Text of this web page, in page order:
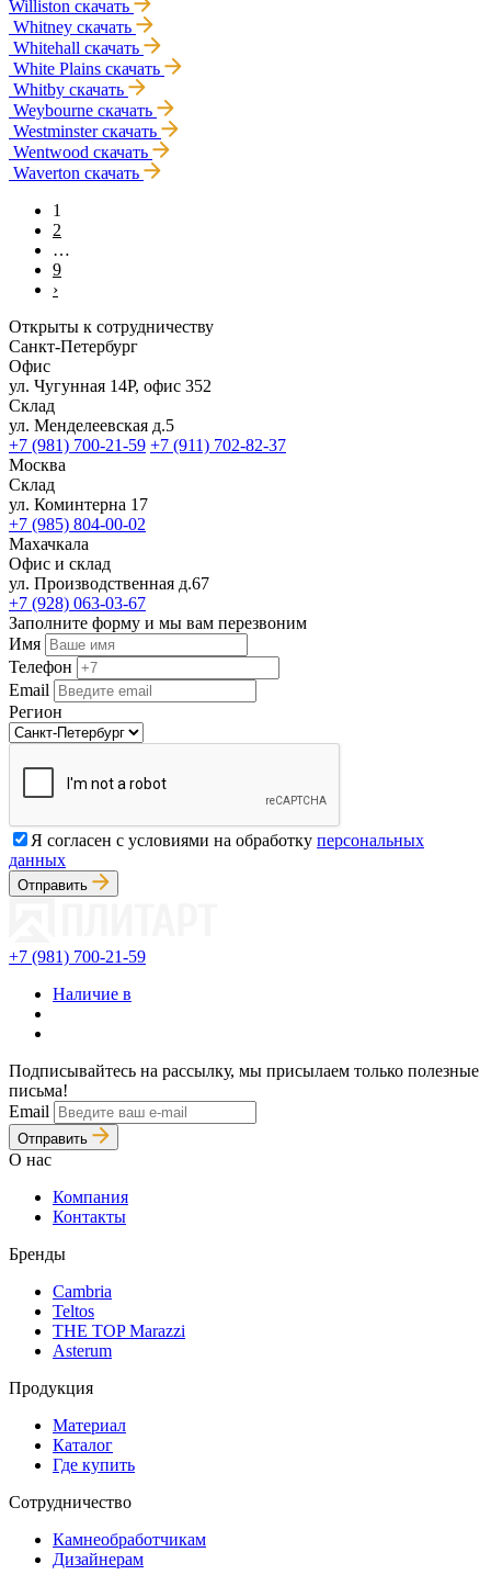
Williston скачать
Whitney скачать
Whitehall скачать
White Plains скачать
Whitby скачать
Weybourne скачать
Westminsterскачать
Wentwood скачать
Waverton скачать
1
2
…
9
›
Открыты к сотрудничеству
Санкт-Петербург
Офис
ул. Чугунная 14Р, офис 352
Склад
ул. Менделеевская д.5
+7 (981) 700-21-59 +7 (911) 702-82-37
Москва
Склад
ул. Коминтерна 17
+7 (985) 804-00-02
Махачкала
Офис и склад
ул. Производственная д.67
+7 (928) 063-03-67
Заполните форму и мы вам перезвоним
Имя
Телефон
Email
Регион
Я согласен с условиями на обработку персональных
данных
Отправить
+7 (981) 700-21-59
Наличие в
Подписывайтесь на рассылку, мы присылаем только полезные
письма!
Email
Отправить
О нас
Компания
Контакты
Бренды
Cambria
Teltos
THE TOP Marazzi
Asterum
Продукция
Материал
Каталог
Где купить
Сотрудничество
Камнеобработчикам
Дизайнерам